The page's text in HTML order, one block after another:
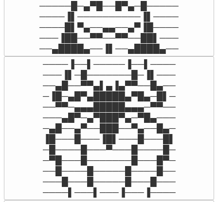
─────█─▄▀█──█▀▄─█─────
────▐▌──────────▐▌────
────█▌▀▄──▄▄──▄▀▐█────
───▐██──▀▀──▀▀──██▌───
──▄████▄──▐▌──▄████▄──
────▐──▌─────▐──▌────
───▐▌─█───────█─▐▌───
──▄█──▀▀▄▌▄▐▄▀▀──█▄──
─▐█─▄█▀▄█████▄▀█▄─█▌─
──▀▀─▄▄▄█████▄▄▄─▀▀──
───▄█▀─▄▀███▀▄─▀█▄───
─▄█──▄▀──███──▀▄──█▄─
▐█───█───▐█▌───█───█▌
─█────█───▀───█────█─
─▀█───█───────█───█▀─
──█────█─────█────█──
───█───█─────█───█───
────▌───▌───▐───▐────